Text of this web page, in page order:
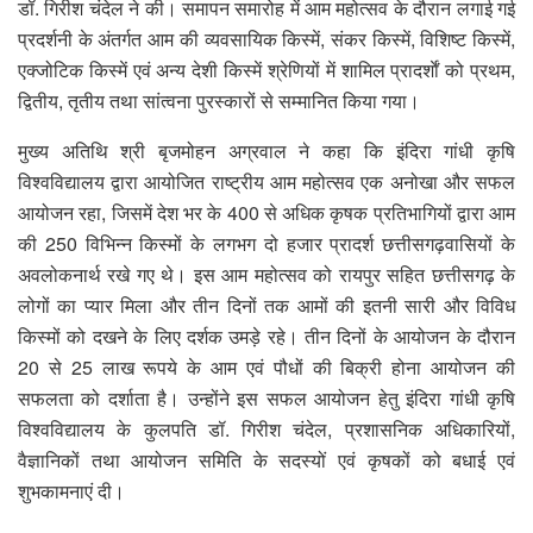
डॉ. गिरीश चंदेल ने की। समापन समारोह में आम महोत्सव के दौरान लगाई गई
प्रदर्शनी के अंतर्गत आम की व्यवसायिक किस्में, संकर किस्में, विशिष्ट किस्में,
एक्जोटिक किस्में एवं अन्य देशी किस्में श्रेणियों में शामिल प्रादर्शाें को प्रथम,
द्वितीय, तृतीय तथा सांत्वना पुरस्कारों से सम्मानित किया गया।
मुख्य अतिथि श्री बृजमोहन अग्रवाल ने कहा कि इंदिरा गांधी कृषि
विश्वविद्यालय द्वारा आयोजित राष्ट्रीय आम महोत्सव एक अनोखा और सफल
आयोजन रहा, जिसमें देश भर के 400 से अधिक कृषक प्रतिभागियों द्वारा आम
की 250 विभिन्न किस्मों के लगभग दो हजार प्रादर्श छत्तीसगढ़वासियों के
अवलोकनार्थ रखे गए थे। इस आम महोत्सव को रायपुर सहित छत्तीसगढ़ के
लोगों का प्यार मिला और तीन दिनों तक आमों की इतनी सारी और विविध
किस्मों को दखने के लिए दर्शक उमड़े रहे। तीन दिनों के आयोजन के दौरान
20 से 25 लाख रूपये के आम एवं पौधों की बिक्री होना आयोजन की
सफलता को दर्शाता है। उन्होंने इस सफल आयोजन हेतु इंदिरा गांधी कृषि
विश्वविद्यालय के कुलपति डॉ. गिरीश चंदेल, प्रशासनिक अधिकारियों,
वैज्ञानिकों तथा आयोजन समिति के सदस्यों एवं कृषकों को बधाई एवं
शुभकामनाएं दी।